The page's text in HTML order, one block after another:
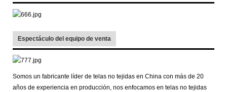
Espectáculo del equipo de venta
Somos un fabricante líder de telas no tejidas en China con más de 20
años de experiencia en producción, nos enfocamos en telas no tejidas